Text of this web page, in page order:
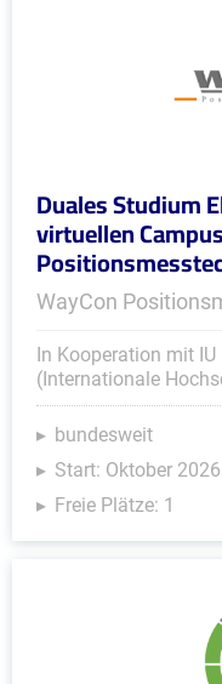
Duales Studium
virtuellen
WayCon
In Kooperation mit
(Internationale
bundesweit
Start: Oktober 2026
Freie Plätze: 1